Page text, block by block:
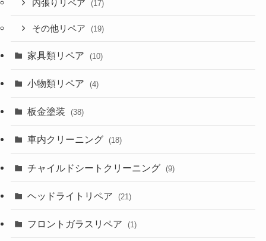
内張りリペア (17)
その他リペア (19)
家具類リペア (10)
小物類リペア (4)
板金塗装 (38)
車内クリーニング (18)
チャイルドシートクリーニング (9)
ヘッドライトリペア (21)
フロントガラスリペア (1)